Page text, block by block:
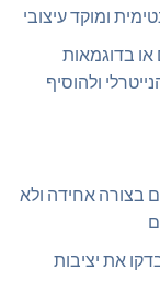
או בדוגמאות
ולהוסיף
בצורה אחידה ולא
את יציבות